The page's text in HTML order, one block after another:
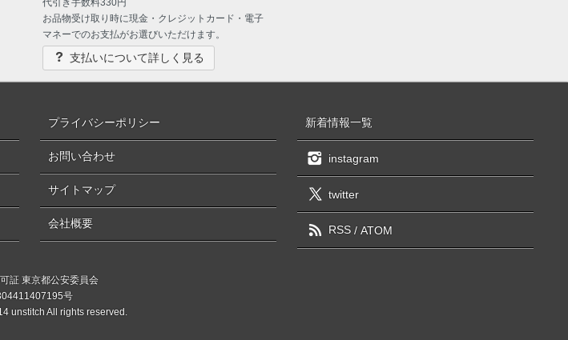
お品物受け取り時に現金・クレジットカード・電子
マネーでのお支払がお選びいただけます。
支払いについて詳しく見る
プライバシーポリシー
お問い合わせ
サイトマップ
会社概要
新着情報一覧
instagram
twitter
RSS/ ATOM
証 東京都公安委員会
号
unstitch All rights reserved.